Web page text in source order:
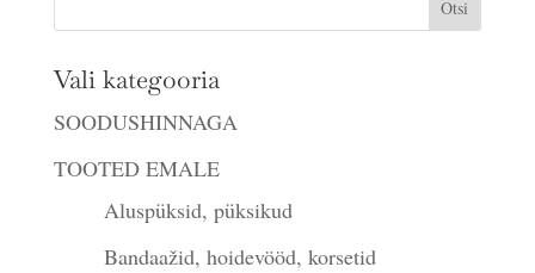
Vali kategooria
SOODUSHINNAGA
TOOTED EMALE
Aluspüksid, püksikud
Bandaažid, hoidevööd, korsetid